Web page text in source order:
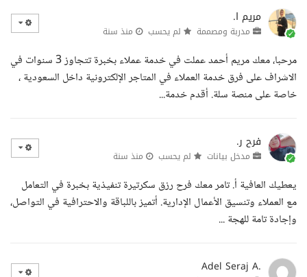
مريم ا.
مدربة ومصممة لم يحسب منذ سنة
مرحبا، معك مريم أحمد عملت في خدمة عملاء بخبرة تتجاوز 3 سنوات في
الاشراف على فرق خدمة العملاء في المتاجر الإلكترونية داخل السعودية ،
خاصة على منصة سلة. أقدم خدمة...
فرح ر.
مدخل بيانات لم يحسب منذ سنة
يعطيك العافية أ. تامر معك فرح رزق سكرتيرة تنفيذية بخبرة في التعامل
مع العملاء وتنسيق الأعمال الإدارية. أتميز باللباقة والاحترافية في التواصل،
وإجادة تامة للهجة ...
Adel Seraj A.